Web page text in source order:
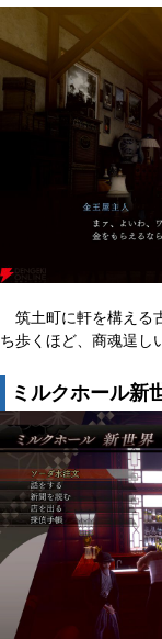
筑土町に軒を構える
ち歩くほど、商魂逞し
ミルクホール新